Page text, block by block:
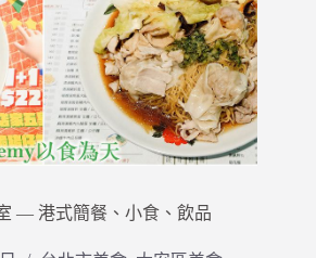
— 港式簡餐、小食、飲品